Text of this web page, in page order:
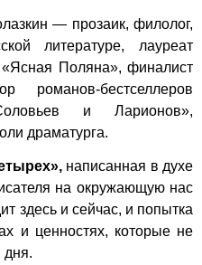
— прозаик, филолог,
литературе, лауреат
Поляна», финалист
романов-бестселлеров
и Ларионов»,
драматурга.
написанная в духе
на окружающую нас
здесь и сейчас, и попытка
и ценностях, которые не
дня.